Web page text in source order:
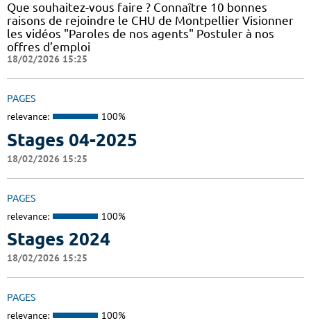
Que souhaitez-vous faire ? Connaître 10 bonnes
raisons de rejoindre le CHU de Montpellier Visionner
les vidéos "Paroles de nos agents" Postuler à nos
offres d’emploi
18/02/2026 15:25
PAGES
relevance: 100%
Stages 04-2025
18/02/2026 15:25
PAGES
relevance: 100%
Stages 2024
18/02/2026 15:25
PAGES
relevance: 100%